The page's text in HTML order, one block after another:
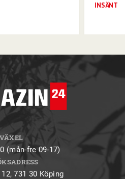
INSÄNT
VÄXEL
(mån-fre 09-17)
731 30 Köping